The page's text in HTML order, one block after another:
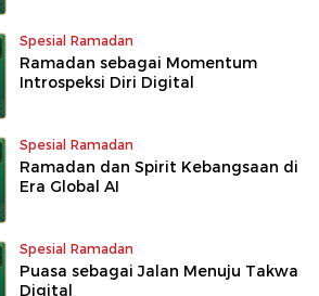
Spesial Ramadan
Ramadan sebagai Momentum
Introspeksi Diri Digital
Spesial Ramadan
Ramadan dan Spirit Kebangsaan di
Era Global AI
Spesial Ramadan
Puasa sebagai Jalan Menuju Takwa
Digital